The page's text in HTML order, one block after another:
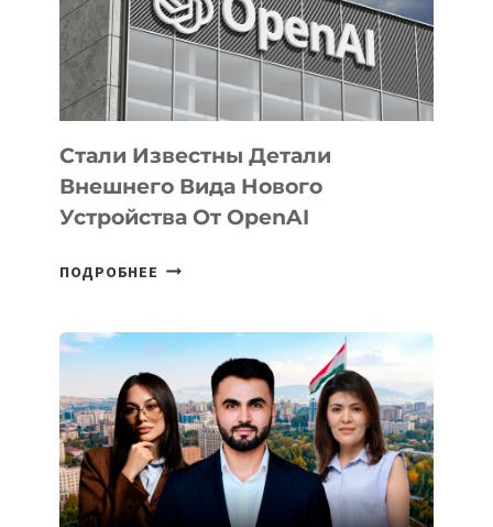
РАЗВИТИЮ
ЭКОСИСТЕМЫ
ИСКУССТВЕННОГО
ИНТЕЛЛЕКТА
Стали Известны Детали
Внешнего Вида Нового
Устройства От OpenAI
ПОДРОБНЕЕ СТАЛИ
ВНЕШНЕГО
ВИДА
НОВОГО
УСТРОЙСТВА
ОТ
OPENAI